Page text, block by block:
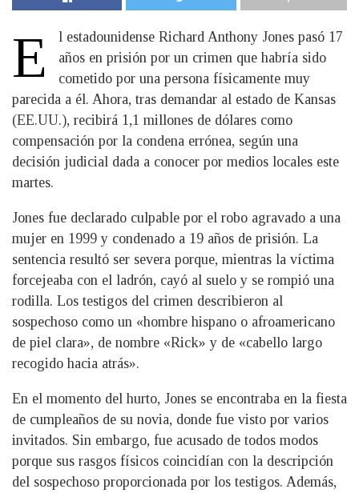
E
l estadounidense Richard Anthony Jones pasó 17
años en prisión por un crimen que habría sido
cometido por una persona físicamente muy
parecida a él. Ahora, tras demandar al estado de Kansas
(EE.UU.), recibirá 1,1 millones de dólares como
compensación por la condena errónea, según una
decisión judicial dada a conocer por medios locales este
martes.
Jones fue declarado culpable por el robo agravado a una
mujer en 1999 y condenado a 19 años de prisión. La
sentencia resultó ser severa porque, mientras la víctima
forcejeaba con el ladrón, cayó al suelo y se rompió una
rodilla. Los testigos del crimen describieron al
sospechoso como un «hombre hispano o afroamericano
de piel clara», de nombre «Rick» y de «cabello largo
recogido hacia atrás».
En el momento del hurto, Jones se encontraba en la fiesta
de cumpleaños de su novia, donde fue visto por varios
invitados. Sin embargo, fue acusado de todos modos
porque sus rasgos físicos coincidían con la descripción
del sospechoso proporcionada por los testigos. Además,